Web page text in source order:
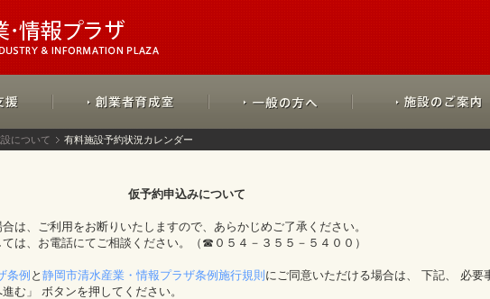
について 有料施設予約状況カレンダー
仮予約申込みについて
は、ご利用をお断りいたしますので、あらかじめご了承ください。
は、お電話にてご相談ください。（☎０５４－３５５－５４００）
条例 と 静岡市清水産業・情報プラザ条例施行規則 にご同意いただける場合は、 下記、 必要
む」 ボタンを押してください。